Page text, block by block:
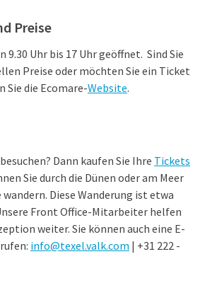
Preise
Uhr bis 17 Uhr geöffnet. Sind Sie
Preise oder möchten Sie ein Ticket
Sie die Ecomare-Website.
Dann kaufen Sie Ihre Tickets
Sie durch die Dünen oder am Meer
Diese Wanderung ist etwa
Front Office-Mitarbeiter helfen
weiter. Sie können auch eine E-
info@texel.valk.com | +31 222 -